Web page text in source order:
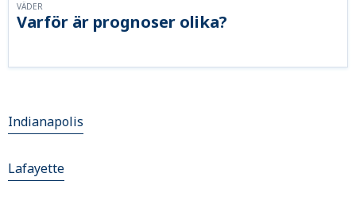
Varför är prognoser olika?
VÄDER
Indianapolis
Lafayette